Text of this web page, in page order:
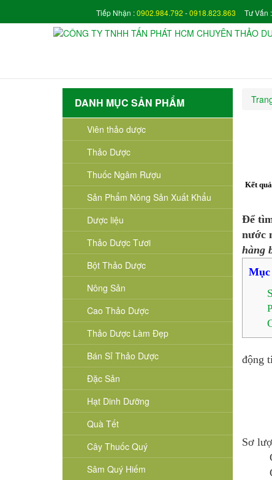
Tiếp Nhận :0902.984.792 -0918.823.863 Tư Vấn :
DANH MỤC SẢN PHẨM
Viên thảo dược
Thảo Dược
Thuốc Ngâm Rượu
Sản Phẩm Nông Sản Xuất Khẩu
Dược liệu
Thảo Dược Tươi
Bột Thảo Dược
Nông Sản
Cao Thảo Dược
Thảo Dược Làm Đẹp
Bán Sỉ Thảo Dược
Đặc Sản
Hạt Dinh Dưỡng
Quà Tết
Cây Thuốc Quý
Sâm Quý Hiếm
Kết
Để
nước
hàng
động
Sơ